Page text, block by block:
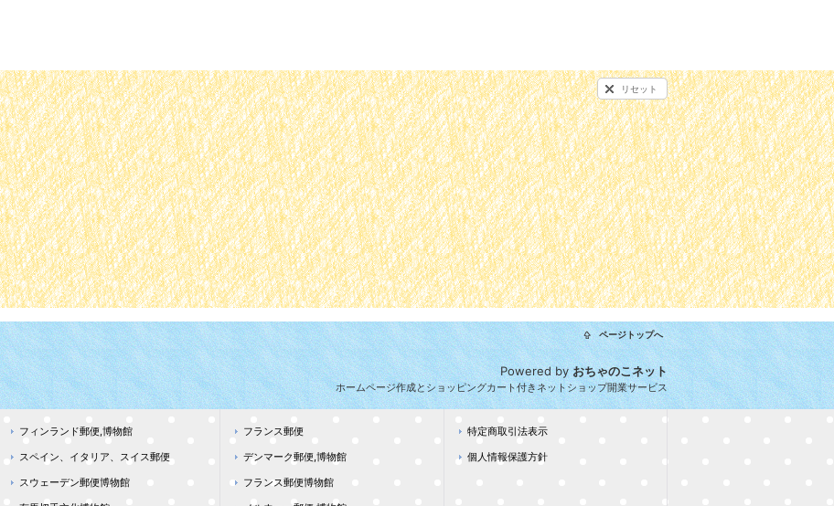
リセット
ページトップへ
Powered byおちゃのこネット
ホームページ作成とショッピングカート付きネットショップ開業サービス
フィンランド郵便,博物館
スペイン、イタリア、スイス郵便
スウェーデン郵便博物館
フランス郵便
デンマーク郵便,博物館
フランス郵便博物館
特定商取引法表示
個人情報保護方針